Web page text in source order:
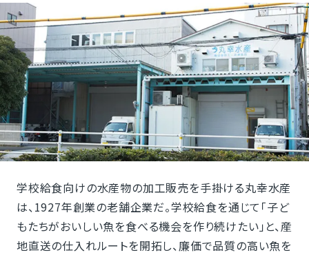
学校給食向けの水産物の加工販売を手掛ける丸幸水産
は、1927年創業の老舗企業だ。学校給食を通じて「子ど
もたちがおいしい魚を食べる機会を作り続けたい」と、産
地直送の仕入れルートを開拓し、廉価で品質の高い魚を